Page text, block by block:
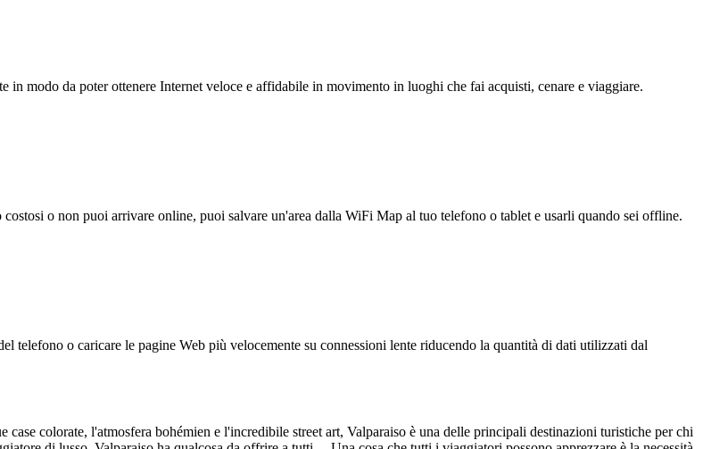
modo da poter ottenere Internet veloce e affidabile in movimento in luoghi che fai acquisti, cenare e viaggiare.
o non puoi arrivare online, puoi salvare un'area dalla WiFi Map al tuo telefono o tablet e usarli quando sei offline.
telefono o caricare le pagine Web più velocemente su connessioni lente riducendo la quantità di dati utilizzati dal
colorate, l'atmosfera bohémien e l'incredibile street art, Valparaiso è una delle principali destinazioni turistiche per chi